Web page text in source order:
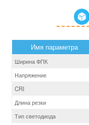
Имя параметра
Ширина ФПК
Напряжение
CRI
Длина резки
Тип светодиода